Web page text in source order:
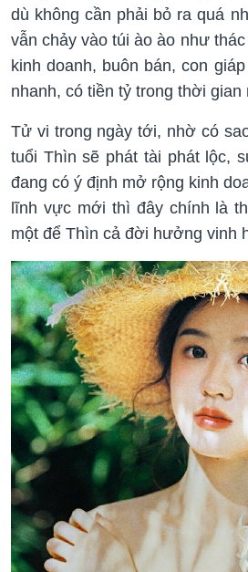
dù không cần phải bỏ ra quá
vẫn chảy vào túi ào ào như
kinh doanh, buôn bán, con
nhanh, có tiền tỷ trong thời gian
Tử vi trong ngày tới, nhờ có
tuổi Thìn sẽ phát tài phát lộc,
đang có ý định mở rộng kinh
lĩnh vực mới thì đây chính là
một để Thìn cả đời hưởng vinh